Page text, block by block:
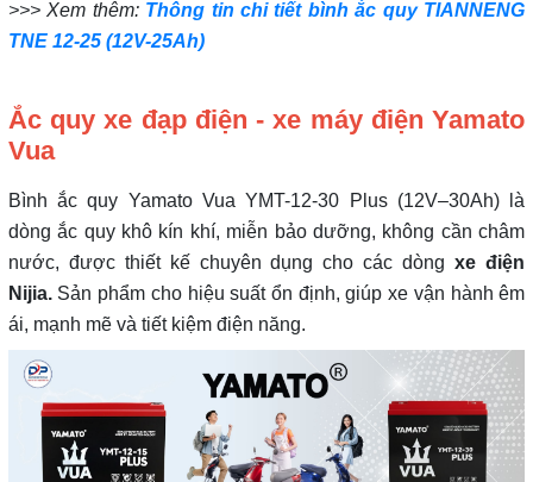
>>> Xem thêm: Thông tin chi tiết bình ắc quy TIANNENG
TNE 12-25 (12V-25Ah)
Ắc quy xe đạp điện - xe máy điện Yamato
Vua
Bình ắc quy Yamato Vua YMT-12-30 Plus (12V–30Ah) là
dòng ắc quy khô kín khí, miễn bảo dưỡng, không cần châm
nước, được thiết kế chuyên dụng cho các dòngxe điện
Nijia.Sản phẩm cho hiệu suất ổn định, giúp xe vận hành êm
ái, mạnh mẽ và tiết kiệm điện năng.